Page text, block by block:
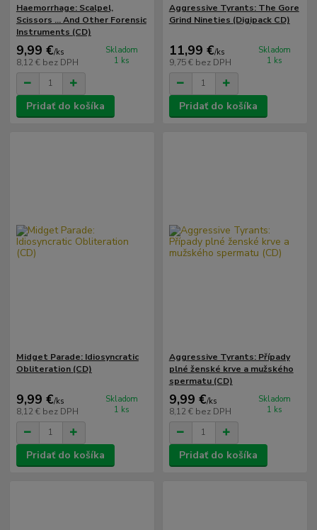
Haemorrhage: Scalpel,
Scissors ... And Other Forensic
Instruments (CD)
9,99 €/ks
8,12 € bez DPH
Skladom
1 ks
Pridať do košíka
Aggressive Tyrants: The Gore
Grind Nineties (Digipack CD)
11,99 €/ks
9,75 € bez DPH
Skladom
1 ks
Pridať do košíka
Midget Parade: Idiosyncratic
Obliteration (CD)
9,99 €/ks
8,12 € bez DPH
Skladom
1 ks
Pridať do košíka
Aggressive Tyrants: Případy
plné ženské krve a mužského
spermatu (CD)
9,99 €/ks
8,12 € bez DPH
Skladom
1 ks
Pridať do košíka